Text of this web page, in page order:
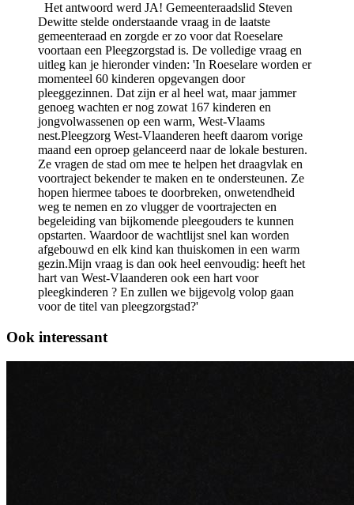
Het antwoord werd JA! Gemeenteraadslid Steven
Dewitte stelde onderstaande vraag in de laatste
gemeenteraad en zorgde er zo voor dat Roeselare
voortaan een Pleegzorgstad is. De volledige vraag en
uitleg kan je hieronder vinden: 'In Roeselare worden er
momenteel 60 kinderen opgevangen door
pleeggezinnen. Dat zijn er al heel wat, maar jammer
genoeg wachten er nog zowat 167 kinderen en
jongvolwassenen op een warm, West-Vlaams
nest.Pleegzorg West-Vlaanderen heeft daarom vorige
maand een oproep gelanceerd naar de lokale besturen.
Ze vragen de stad om mee te helpen het draagvlak en
voortraject bekender te maken en te ondersteunen. Ze
hopen hiermee taboes te doorbreken, onwetendheid
weg te nemen en zo vlugger de voortrajecten en
begeleiding van bijkomende pleegouders te kunnen
opstarten. Waardoor de wachtlijst snel kan worden
afgebouwd en elk kind kan thuiskomen in een warm
gezin.Mijn vraag is dan ook heel eenvoudig: heeft het
hart van West-Vlaanderen ook een hart voor
pleegkinderen ? En zullen we bijgevolg volop gaan
voor de titel van pleegzorgstad?'
Ook interessant